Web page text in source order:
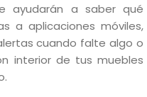
ayudarán a saber qué
a aplicaciones móviles,
cuando falte algo o
interior de tus muebles